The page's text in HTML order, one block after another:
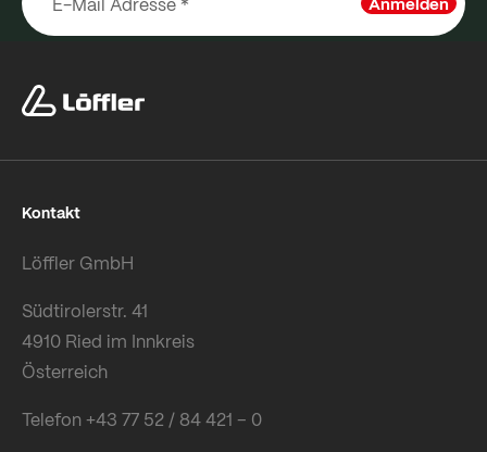
Kontakt
Löffler GmbH
Südtirolerstr. 41
4910 Ried im Innkreis
Österreich
Telefon +43 77 52 / 84 421 – 0